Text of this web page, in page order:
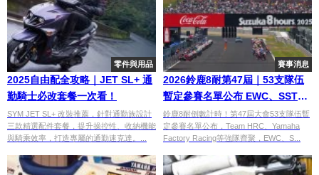
零件與用品
2025自由配全攻略｜JET SL+ 通
勤騎士必改套餐一次看！
SYM JET SL+ 改裝推薦，針對通勤族設計
三款精選配件套餐，提升操控性、收納機能
與騎乘效率，打造專屬的通勤速克達。...
賽事消息
2026鈴鹿8耐第47屆｜53支隊伍
暫定參賽名單公布 EWC、SST、
EXP三組別完整陣容
鈴鹿8耐倒數計時！第47屆大會53支隊伍暫
定參賽名單公布，Team HRC、Yamaha
Factory Racing等強隊齊聚，EWC、S...